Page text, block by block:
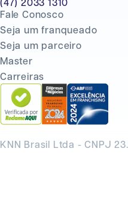
KNN Brasil Ltda - CNPJ
(47) 2033 1310
Fale Conosco
Seja um franqueado
Seja um parceiro
Master
Carreiras